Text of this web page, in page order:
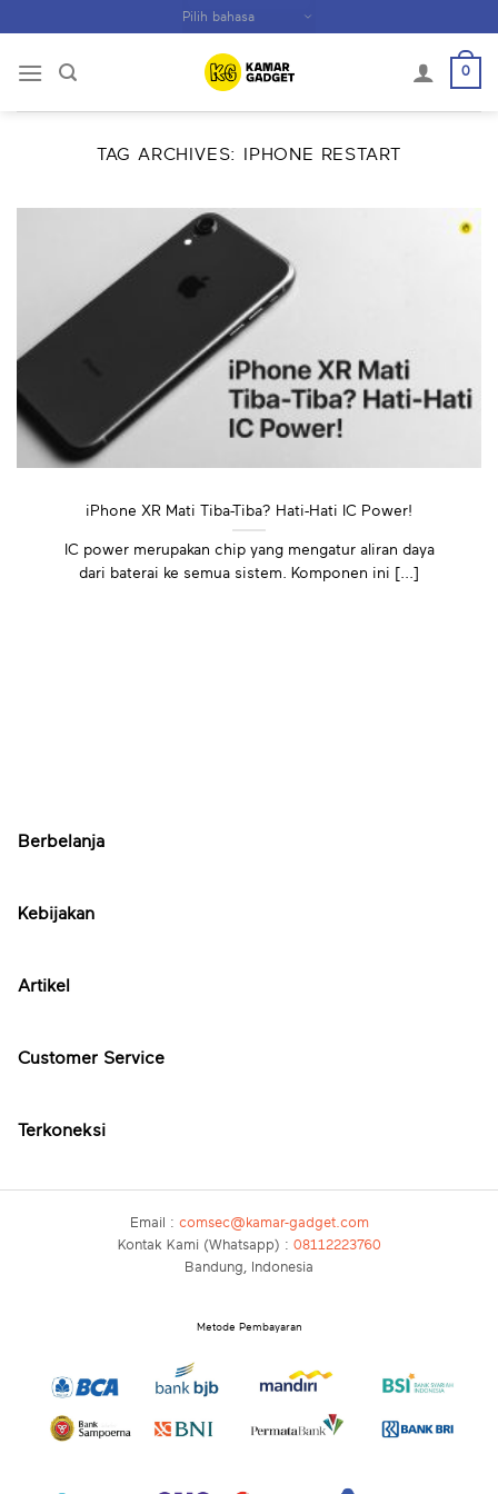
content
0
TAG ARCHIVES: IPHONE RESTART
iPhone XR Mati Tiba-Tiba? Hati-Hati IC Power!
IC power merupakan chip yang mengatur aliran daya
dari baterai ke semua sistem. Komponen ini [...]
Berbelanja
Kebijakan
Artikel
Customer Service
Terkoneksi
Email : comsec@kamar-gadget.com
Kontak Kami (Whatsapp) : 08112223760
Bandung, Indonesia
Metode Pembayaran